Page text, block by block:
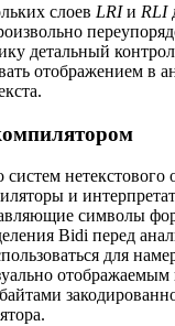
слоев LRIи RLI
детальный
отображением в
нетекстового
и
символы
Bidi перед
для